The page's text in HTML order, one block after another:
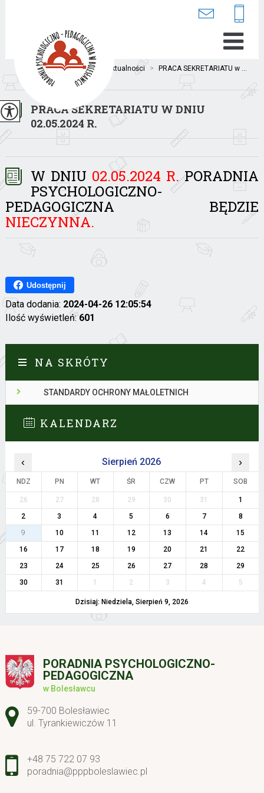
Jesteś tutaj:Home Aktualności > PRACA SEKRETARIATU w ...
PRACA SEKRETARIATU W DNIU
02.05.2024 R.
W DNIU 02.05.2024 R.PORADNIA
PSYCHOLOGICZNO-
PEDAGOGICZNA BĘDZIE
NIECZYNNA.
Udostępnij
Data dodania: 2024-04-26 12:05:54
Ilość wyświetleń:601
NA SKRÓTY
STANDARDY OCHRONY MAŁOLETNICH
KALENDARZ
‹ Sierpień 2026 ›
NDZ PN WT ŚR CZW PT SOB
26 27 28 29 30 31
1
2
3 4 5 6 7
8
9
10 11 12 13 14
15
16
17 18 19 20 21
22
23
24 25 26 27 28
29
30
31 1 2 3 4 5
Dzisiaj: Niedziela, Sierpień 9, 2026
PORADNIA PSYCHOLOGICZNO-
PEDAGOGICZNA
w Bolesławcu
Adres pocztowy:
59-700 Bolesławiec
ul. Tyrankiewiczów 11
+48 75 722 07 93
poradnia@pppboleslawiec.pl